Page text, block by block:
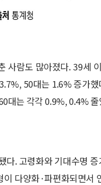
사람도 많아졌다. 39세
50대는 1.6% 증가
대는 각각 0.9%, 0.4%
다. 고령화와 기대수명
다양화·파편화되면서